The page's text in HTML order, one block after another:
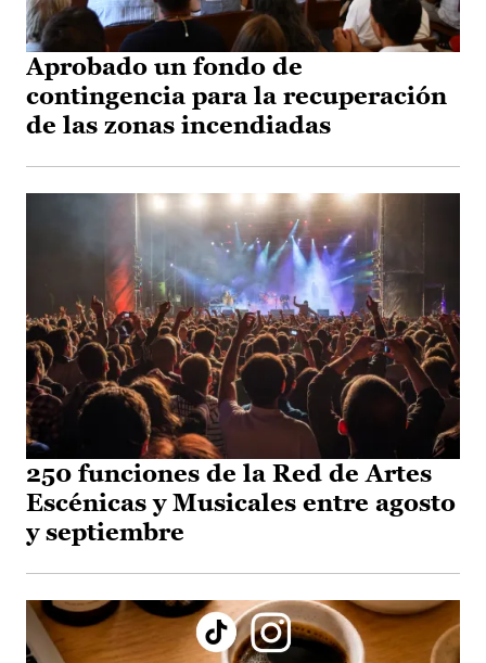
Aprobado un fondo de
contingencia para la recuperación
de las zonas incendiadas
250 funciones de la Red de Artes
Escénicas y Musicales entre agosto
y septiembre